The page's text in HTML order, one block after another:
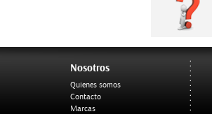
Nosotros
Quienes somos
Contacto
Marcas